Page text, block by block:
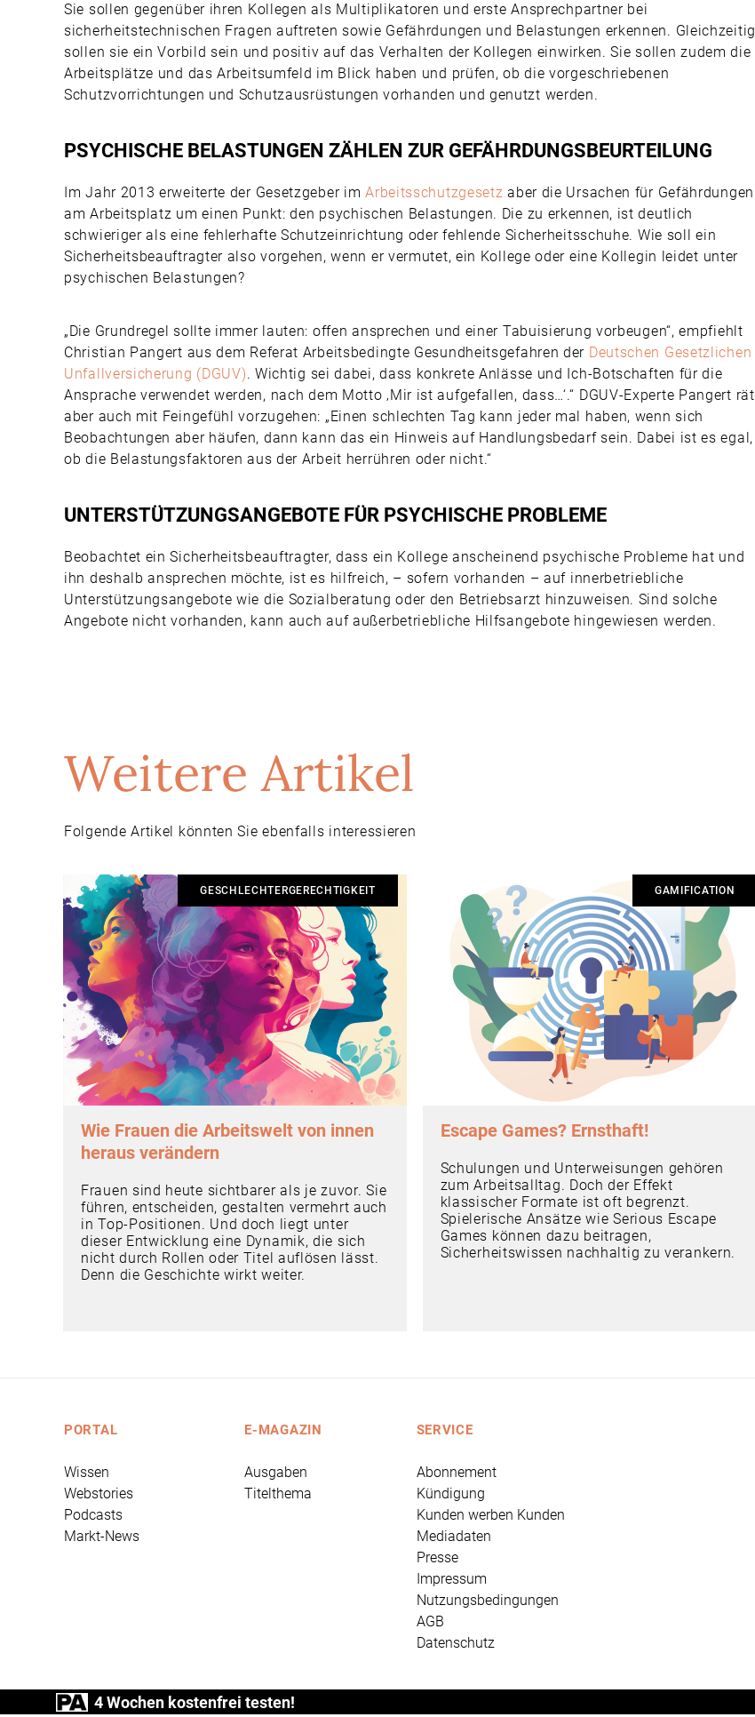
Sie sollen gegenüber ihren Kollegen als Multiplikatoren und erste Ansprechpartner bei
sicherheitstechnischen Fragen auftreten sowie Gefährdungen und Belastungen erkennen. Gleichzeitig
sollen sie ein Vorbild sein und positiv auf das Verhalten der Kollegen einwirken. Sie sollen zudem die
Arbeitsplätze und das Arbeitsumfeld im Blick haben und prüfen, ob die vorgeschriebenen
Schutzvorrichtungen und Schutzausrüstungen vorhanden und genutzt werden.
PSYCHISCHE BELASTUNGEN ZÄHLEN ZUR GEFÄHRDUNGSBEURTEILUNG
Im Jahr 2013 erweiterte der Gesetzgeber imArbeitsschutzgesetz aber die Ursachen für Gefährdungen
am Arbeitsplatz um einen Punkt: den psychischen Belastungen. Die zu erkennen, ist deutlich
schwieriger als eine fehlerhafte Schutzeinrichtung oder fehlende Sicherheitsschuhe. Wie soll ein
Sicherheitsbeauftragter also vorgehen, wenn er vermutet, ein Kollege oder eine Kollegin leidet unter
psychischen Belastungen?
„Die Grundregel sollte immer lauten: offen ansprechen und einer Tabuisierung vorbeugen“, empfiehlt
Christian Pangert aus dem Referat Arbeitsbedingte Gesundheitsgefahren der Deutschen Gesetzlichen
Unfallversicherung (DGUV). Wichtig sei dabei, dass konkrete Anlässe und Ich-Botschaften für die
Ansprache verwendet werden, nach dem Motto ‚Mir ist aufgefallen, dass…‘.“ DGUV-Experte Pangert rät
aber auch mit Feingefühl vorzugehen: „Einen schlechten Tag kann jeder mal haben, wenn sich
Beobachtungen aber häufen, dann kann das ein Hinweis auf Handlungsbedarf sein. Dabei ist es egal,
ob die Belastungsfaktoren aus der Arbeit herrühren oder nicht.“
UNTERSTÜTZUNGSANGEBOTE FÜR PSYCHISCHE PROBLEME
Beobachtet ein Sicherheitsbeauftragter, dass ein Kollege anscheinend psychische Probleme hat und
ihn deshalb ansprechen möchte, ist es hilfreich, – sofern vorhanden – auf innerbetriebliche
Unterstützungsangebote wie die Sozialberatung oder den Betriebsarzt hinzuweisen. Sind solche
Angebote nicht vorhanden, kann auch auf außerbetriebliche Hilfsangebote hingewiesen werden.
Weitere Artikel
Folgende Artikel könnten Sie ebenfalls interessieren
GESCHLECHTERGERECHTIGKEIT
Wie Frauen die Arbeitswelt von innen
heraus verändern
Frauen sind heute sichtbarer als je zuvor. Sie
führen, entscheiden, gestalten vermehrt auch
in Top-Positionen. Und doch liegt unter
dieser Entwicklung eine Dynamik, die sich
nicht durch Rollen oder Titel auflösen lässt.
Denn die Geschichte wirkt weiter.
GAMIFICATION
Escape Games? Ernsthaft!
Schulungen und Unterweisungen gehören
zum Arbeitsalltag. Doch der Effekt
klassischer Formate ist oft begrenzt.
Spielerische Ansätze wie Serious Escape
Games können dazu beitragen,
Sicherheitswissen nachhaltig zu verankern.
PORTAL
Wissen
Webstories
Podcasts
Markt-News
E-MAGAZIN
Ausgaben
Titelthema
SERVICE
Abonnement
Kündigung
Kunden werben Kunden
Mediadaten
Presse
Impressum
Nutzungsbedingungen
AGB
Datenschutz
4 Wochen kostenfrei testen!